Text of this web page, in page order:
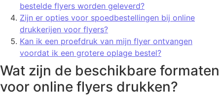
bestelde flyers worden geleverd?
Zijn er opties voor spoedbestellingen bij online
drukkerijen voor flyers?
Kan ik een proefdruk van mijn flyer ontvangen
voordat ik een grotere oplage bestel?
Wat zijn de beschikbare formaten
voor online flyers drukken?